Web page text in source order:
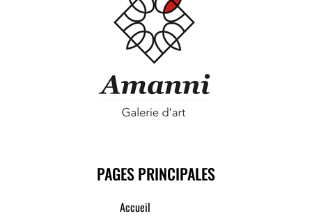
PAGES PRINCIPALES
Accueil